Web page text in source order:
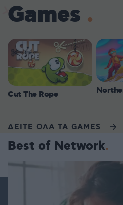
Games
Cut The Rope
ΔΕΙΤΕ ΟΛΑ ΤΑ GAMES
Best of Network